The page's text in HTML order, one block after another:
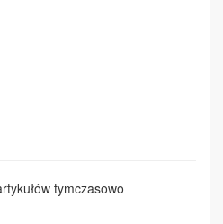
tymczasowo